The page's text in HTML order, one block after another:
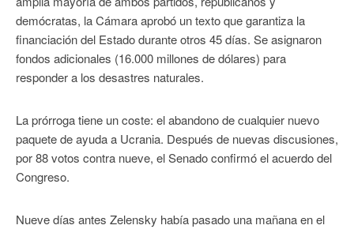
demócratas, la Cámara aprobó un texto que garantiza la
financiación del Estado durante otros 45 días. Se asignaron
fondos adicionales (16.000 millones de dólares) para
responder a los desastres naturales.
La prórroga tiene un coste: el abandono de cualquier nuevo
paquete de ayuda a Ucrania. Después de nuevas discusiones,
por 88 votos contra nueve, el Senado confirmó el acuerdo del
Congreso.
Nueve días antes Zelensky había pasado una mañana en el